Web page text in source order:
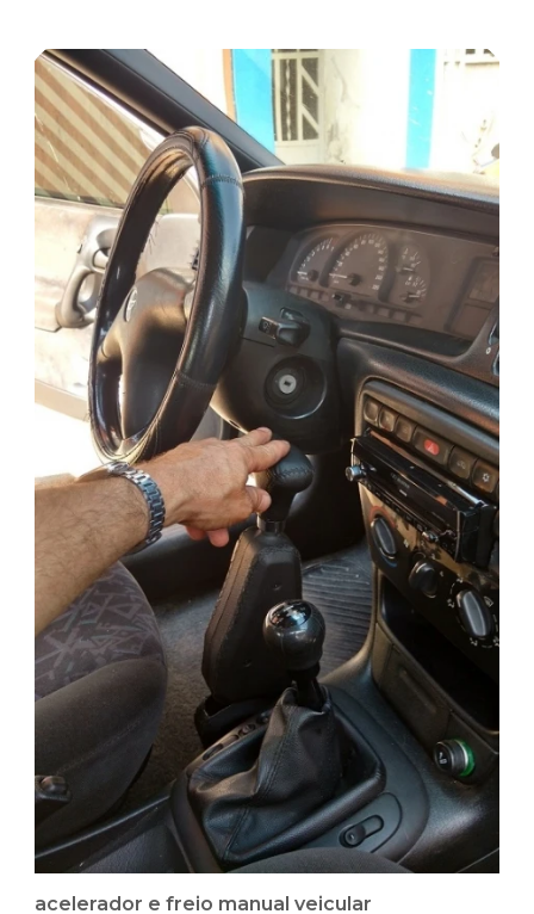
acelerador e freio manual veicular